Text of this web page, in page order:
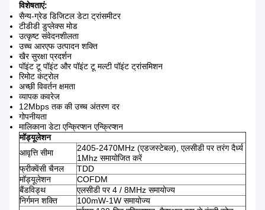
विशेषताएं:
सैन्य-ग्रेड डिजिटल डेटा ट्रांसमीटर
टीडीडी डुप्लेक्स मोड
उत्कृष्ट संवेदनशीलता
उच्च आरएफ उत्पादन शक्ति
खैर सुरक्षा प्रदर्शन
पॉइंट टू पॉइंट और पॉइंट टू मल्टी पॉइंट ट्रांसमिशन
रिमोट कंट्रोल
अच्छी विवर्तन क्षमता
व्यापक कवरेज
12Mbps तक की उच्च अंतरण दर
गोपनीयता
मालिकाना डेटा एन्क्रिप्शन एन्क्रिप्शन
मॉड्यूलेशन
आवृत्ति सीमा
2405-2470MHz (एडजस्टेबल), एलसीडी पर तरंग दैर्ध्य
1Mhz समायोजित करें
फ्रीक्वेंसी चैनल
TDD
मॉड्यूलेशन
COFDM
बैंडविड्थ
एलसीडी पर 4 / 8MHz समायोज्य
निर्गमन शक्ति
100mW-1W समायोज्य